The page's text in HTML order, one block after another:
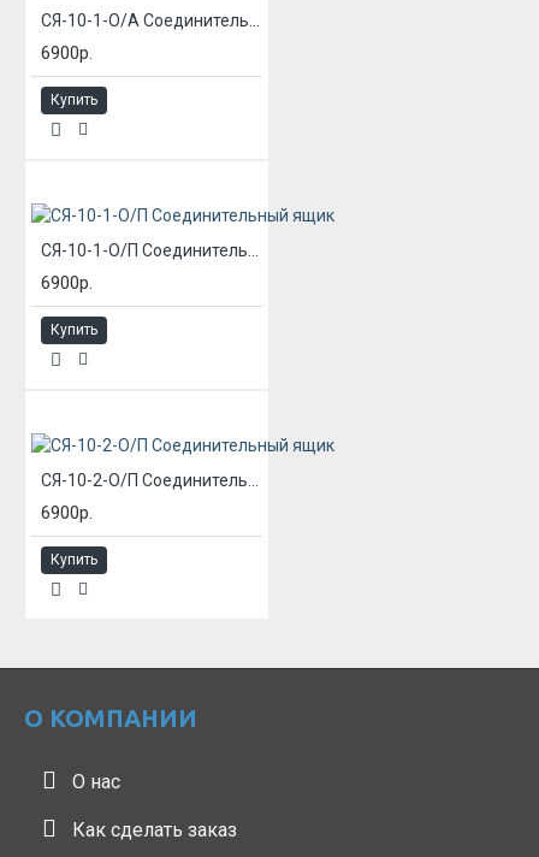
6900р.
Купить
6900р.
Купить
6900р.
Купить
О КОМПАНИИ
О нас
Как сделать заказ